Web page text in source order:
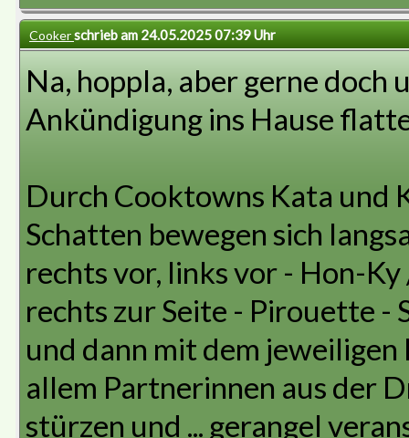
Cookerschrieb am 24.05.2025 07:39 Uhr
Na, hoppla, aber gerne
Ankündigung ins Hause
Durch Cooktowns Kata und
Schatten bewegen sich
rechts vor, links vor - Hon-Ky
rechts zur Seite - Pirouette -
und dann mit dem
allem Partnerinnen aus der
stürzen und ... gerangel